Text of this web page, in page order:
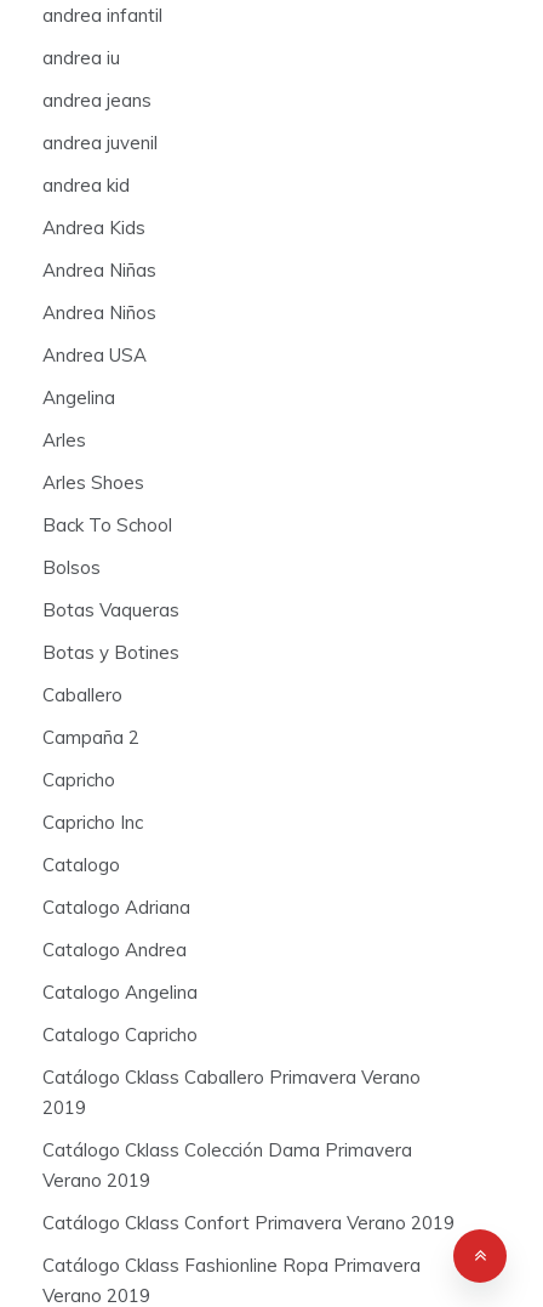
andrea infantil
andrea iu
andrea jeans
andrea juvenil
andrea kid
Andrea Kids
Andrea Niñas
Andrea Niños
Andrea USA
Angelina
Arles
Arles Shoes
Back To School
Bolsos
Botas Vaqueras
Botas y Botines
Caballero
Campaña 2
Capricho
Capricho Inc
Catalogo
Catalogo Adriana
Catalogo Andrea
Catalogo Angelina
Catalogo Capricho
Catálogo Cklass Caballero Primavera Verano
2019
Catálogo Cklass Colección Dama Primavera
Verano 2019
Catálogo Cklass Confort Primavera Verano 2019
Catálogo Cklass Fashionline Ropa Primavera
Verano 2019